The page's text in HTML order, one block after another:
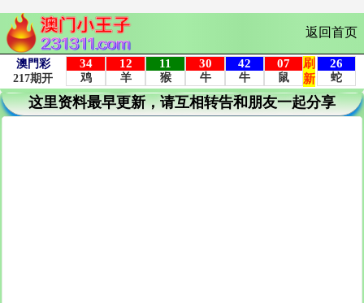
返回首页
这里资料最早更新，请互相转告和朋友一起分享